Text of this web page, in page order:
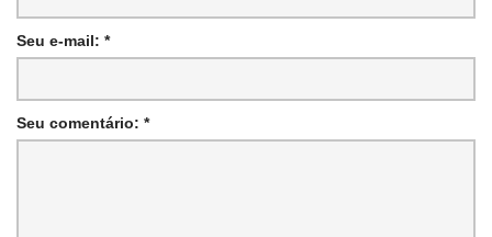
Seu e-mail: *
Seu comentário: *